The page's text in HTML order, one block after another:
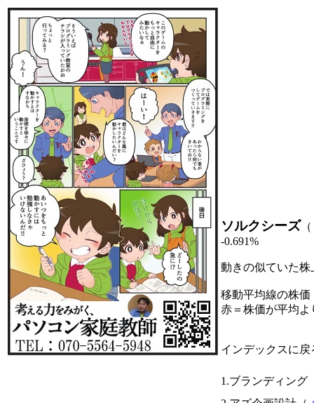
ソルクシーズ （
-0.691%
動きの似ていた
移動平均線の株価
赤＝株価が平均
インデックスに戻
1.ブランディング